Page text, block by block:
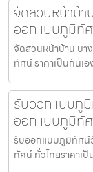
จัดสวนหน้าบ้
ออกแบบภูมิทั
จัดสวนหน้าบ้าน บ
ทัศน์ ราคาเป็นกันเ
รับออกแบบภู
ออกแบบภูมิทั
รับออกแบบภูมิทัศ
ทัศน์ ทั่วไทยราคาเ